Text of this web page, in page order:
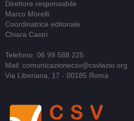
Direttore responsabile
Marco Morelli
Coordinatrice editoriale
Chiara Castri
Telefono: 06 99 588 225
Mail: comunicazionecsv@csvlazio.org
Via Liberiana, 17 - 00185 Roma